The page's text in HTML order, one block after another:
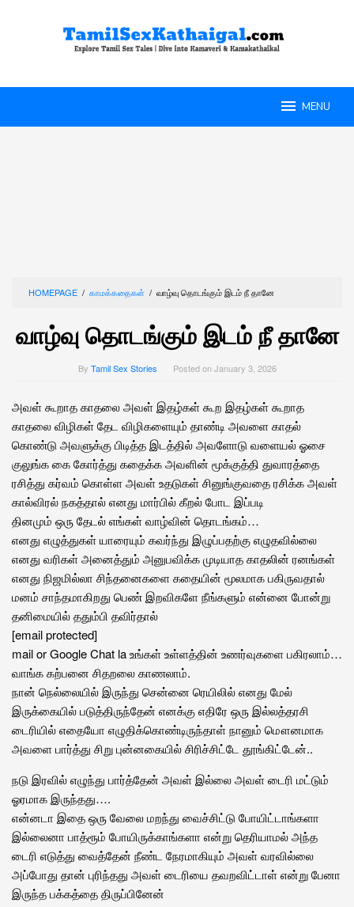
MENU
HOMEPAGE / காமக்கதைகள் / வாழ்வு தொடங்கும் இடம் நீ தானே
வாழ்வு தொடங்கும் இடம் நீ தானே
By Tamil Sex Stories Posted onJanuary 3, 2026
அவள் கூறாத காதலை அவள் இதழ்கள் கூற இதழ்கள் கூறாத
காதலை விழிகள் தேட விழிகளையும் தாண்டி அவளை காதல்
கொண்டு அவளுக்கு பிடித்த இடத்தில் அவளோடு வளையல் ஓசை
குலுங்க கை கோர்த்து கதைக்க அவளின் மூக்குத்தி துவாரத்தை
ரசித்து கர்வம் கொள்ள அவள் உதடுகள் சினுங்குவதை ரசிக்க அவள்
கால்விரல் நகத்தால் எனது மார்பில் கீறல் போட இப்படி
தினமும் ஒரு தேடல் எங்கள் வாழ்வின் தொடங்கம்…
எனது எழுத்துகள் யாரையும் கவர்ந்து இழுப்பதற்கு எழுதவில்லை
எனது வரிகள் அனைத்தும் அனுபவிக்க முடியாத காதலின் ரனங்கள்
எனது நிஜமில்லா சிந்தனைகளை கதையின் மூலமாக பகிருவதால்
மனம் சாந்தமாகிறது பெண் இறவிகளே நீங்களும் என்னை போன்று
தனிமையில் ததும்பி தவிர்தால்
[email protected]
mail or Google Chat la உங்கள் உள்ளத்தின் உணர்வுகளை பகிரலாம்…
வாங்க கற்பனை சிதறலை காணலாம்.
நான் நெல்லையில் இருந்து சென்னை ரெயிலில் எனது மேல்
இருக்கையில் படுத்திருந்தேன் எனக்கு எதிரே ஒரு இல்லத்தரசி
டைரியில் எதையோ எழுதிக்கொண்டிருந்தாள் நானும் மௌனமாக
அவளை பார்த்து சிறு புன்னகையில் சிரிச்சிட்டே தூங்கிட்டேன்..
நடு இரவில் எழுந்து பார்த்தேன் அவள் இல்லை அவள் டைரி மட்டும்
ஓரமாக இருந்தது….
என்னடா இதை ஒரு வேலை மறந்து வைச்சிட்டு போயிட்டாங்களா
இல்லைனா பாத்ரூம் போயிருக்காங்களா என்று தெரியாமல் அந்த
டைரி எடுத்து வைத்தேன் நீண்ட நேரமாகியும் அவள் வரவில்லை
அப்போது தான் புரிந்தது அவள் டைரியை தவறவிட்டாள் என்று பேனா
இருந்த பக்கத்தை திருப்பினேன்